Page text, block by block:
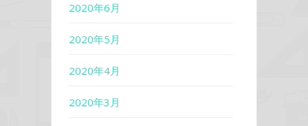
2020年6月
2020年5月
2020年4月
2020年3月